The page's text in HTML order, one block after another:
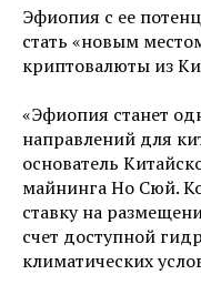
Эфиопия с ее
стать «новым
криптовалюты из
«Эфиопия станет
направлений для
основатель
майнинга Но Сюй.
ставку на
счет доступной
климатических